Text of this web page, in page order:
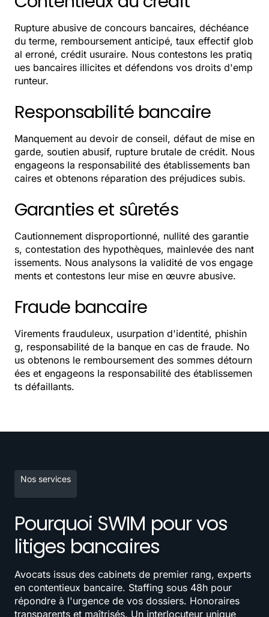
Rupture abusive de concours bancaires, déchéance
du terme, remboursement anticipé, taux effectif glob
al erroné, crédit usuraire. Nous contestons les pratiq
ues bancaires illicites et défendons vos droits d'emp
runteur.
Responsabilité bancaire
Manquement au devoir de conseil, défaut de mise en
garde, soutien abusif, rupture brutale de crédit. Nous
engageons la responsabilité des établissements ban
caires et obtenons réparation des préjudices subis.
Garanties et sûretés
Cautionnement disproportionné, nullité des garantie
s, contestation des hypothèques, mainlevée des nant
issements. Nous analysons la validité de vos engage
ments et contestons leur mise en œuvre abusive.
Fraude bancaire
Virements frauduleux, usurpation d'identité, phishin
g, responsabilité de la banque en cas de fraude. No
us obtenons le remboursement des sommes détourn
ées et engageons la responsabilité des établissemen
ts défaillants.
Nos services
Pourquoi SWIM pour vos
litiges bancaires
Avocats issus des cabinets de premier rang, experts
en contentieux bancaire. Staffing sous 48h pour
répondre à l'urgence de vos dossiers. Honoraires
transparents et maîtrisés. Un interlocuteur unique